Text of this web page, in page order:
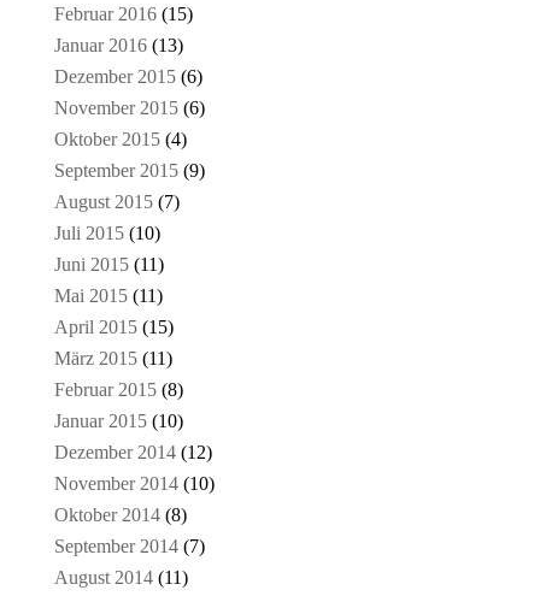
Februar 2016(15)
Januar 2016(13)
Dezember 2015(6)
November 2015(6)
Oktober 2015(4)
September 2015(9)
August 2015(7)
Juli 2015(10)
Juni 2015(11)
Mai 2015(11)
April 2015(15)
März 2015(11)
Februar 2015(8)
Januar 2015(10)
Dezember 2014(12)
November 2014(10)
Oktober 2014(8)
September 2014(7)
August 2014(11)